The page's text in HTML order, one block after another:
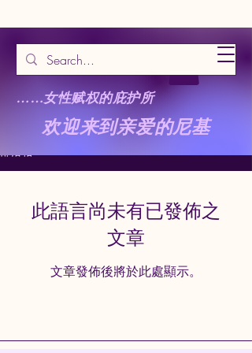
……女性赋权的庇护所
欢迎来到亲爱的尼基
此語言尚未有已發佈之
文章
文章發佈後將於此處顯示。